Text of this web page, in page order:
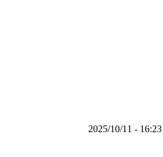
16:23 - 2025/10/11